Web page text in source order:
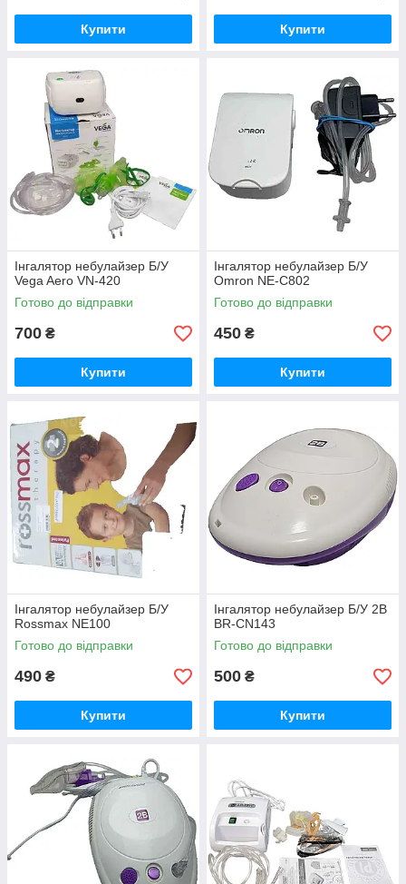
Купити Купити
Інгалятор небулайзер Б/У
Vega Aero VN-420
Готово до відправки
700 ₴
Купити
Інгалятор небулайзер Б/У
Omron NE-C802
Готово до відправки
450 ₴
Купити
Інгалятор небулайзер Б/У
Rossmax NE100
Готово до відправки
490 ₴
Купити
Інгалятор небулайзер Б/У 2B
BR-CN143
Готово до відправки
500 ₴
Купити